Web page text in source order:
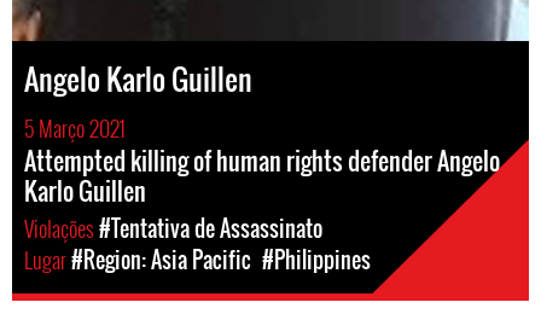
Angelo Karlo Guillen
5 Março 2021
Attempted killing of human rights defender Angelo
Karlo Guillen
Violações#Tentativa de Assassinato
Lugar#Region: Asia Pacific #Philippines